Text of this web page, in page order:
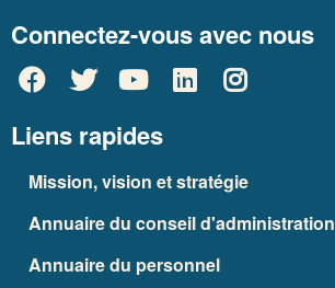
Connectez-vous avec nous
Liens rapides
Mission, vision et stratégie
Annuaire du conseil d'administration
Annuaire du personnel